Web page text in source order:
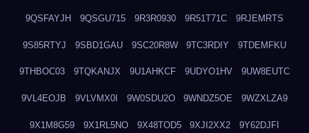
9QSFAYJH 9QSGU715 9R3R0930 9R51T71C 9RJEMRTS
9S85RTYJ 9SBD1GAU 9SC20R8W 9TC3RDIY 9TDEMFKU
9THBOC03 9TQKANJX 9U1AHKCF 9UDYO1HV 9UW8EUTC
9VL4EOJB 9VLVMX0I 9W0SDU2O 9WNDZ5OE 9WZXLZA9
9X1M8G59 9X1RL5NO 9X48TOD5 9XJI2XX2 9Y62DJFI